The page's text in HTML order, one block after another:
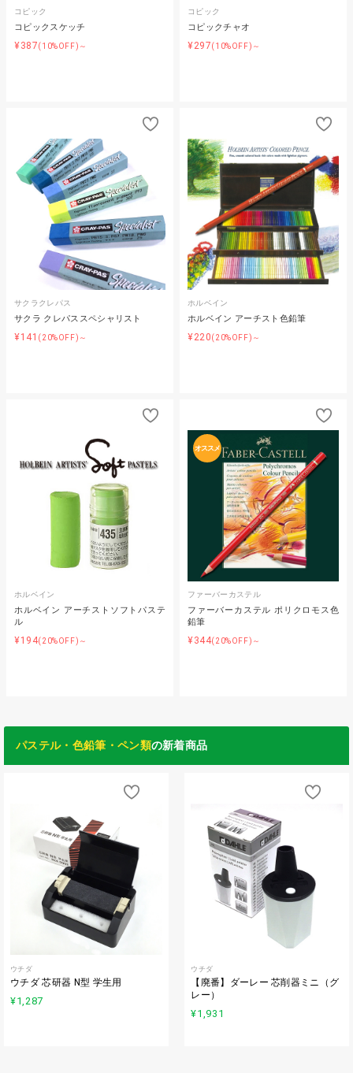
コピック
コピックスケッチ
¥387(10%OFF)～
コピック
コピックチャオ
¥297(10%OFF)～
サクラクレパス
サクラ クレパススペシャリスト
¥141 (20%OFF)～
ホルベイン
ホルベイン アーチスト色鉛筆
¥220(20%OFF)～
ホルベイン
ホルベイン アーチストソフトパステ
ル
¥194(20%OFF)～
オススメ
ファーバーカステル
ファーバーカステル ポリクロモス色
鉛筆
¥344(20%OFF)～
パステル・色鉛筆・ペン類の新着商品
ウチダ
ウチダ 芯研器 N型 学生用
¥1,287
ウチダ
【廃番】ダーレー 芯削器ミニ（グ
レー）
¥1,931